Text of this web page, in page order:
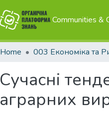
Communities &
Home 003 Економіка та
Сучасні
аграрних